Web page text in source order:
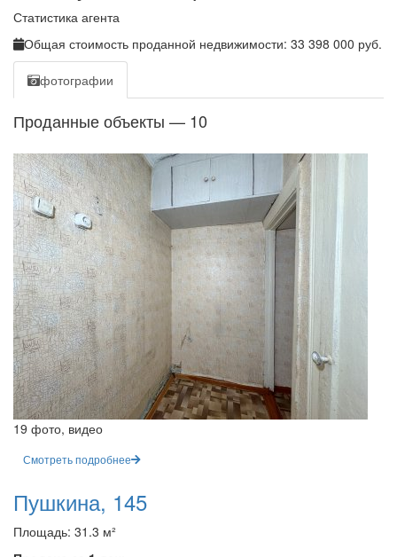
Статистика агента
Общая стоимость проданной недвижимости: 33 398 000 руб.
фотографии
Проданные объекты — 10
19 фото, видео
Смотреть подробнее
Пушкина, 145
Площадь: 31.3 м²